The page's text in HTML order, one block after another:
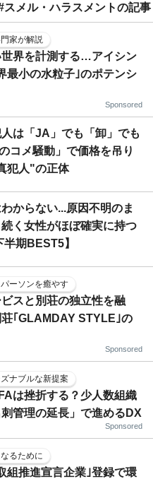
スメル・ハラスメントの記事
家が解説
世界を計測する…アイシン
最小の水粒子｣のポテンシ
Sponsored
は「JA」でも「卸」でも
コメ騒動」で価格を吊り
犯人"の正体
からない...原因不明のま
く女性がほぼ確実に持つ
期BEST5】
ーソンを癒やす
スと別荘の独立性を融
｢GLAMDAY STYLE｣の
Sponsored
ナブルな新提案
は挫折する？少人数組織
管理の延長」で進めるDX
Sponsored
るために
組推進宣言企業｣登録で環